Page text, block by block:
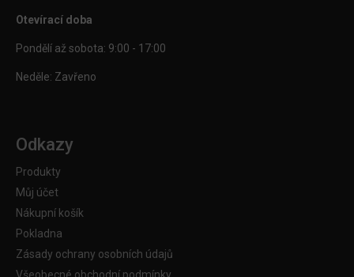
Otevírací doba
Pondělí až sobota: 9:00 - 17:00
Neděle: Zavřeno
Odkazy
Produkty
Můj účet
Nákupní košík
Pokladna
Zásady ochrany osobních údajů